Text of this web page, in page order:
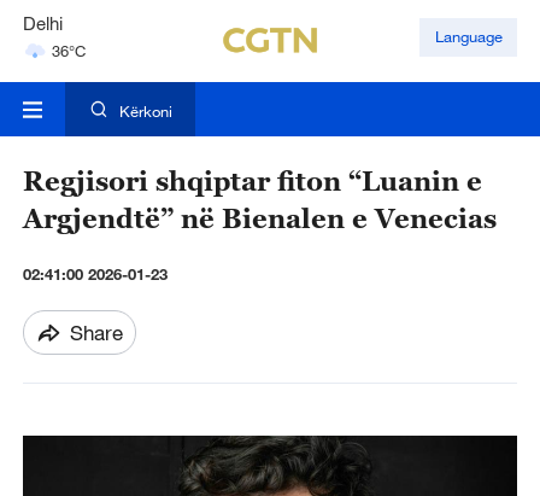
Hyderabad
42°C
Mumbai
Language
Kërkoni
Regjisori shqiptar fiton “Luanin e
Argjendtë” në Bienalen e Venecias
02:41:00 2026-01-23
Share